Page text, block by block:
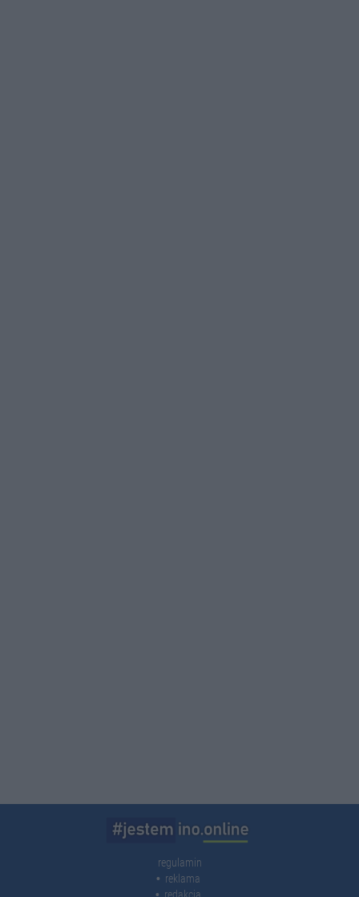
regulamin
reklama
redakcja